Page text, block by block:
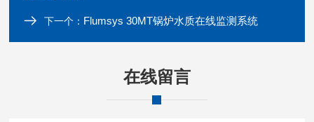
下一个： Flumsys 30MT锅炉水质在线监测系统
在线留言